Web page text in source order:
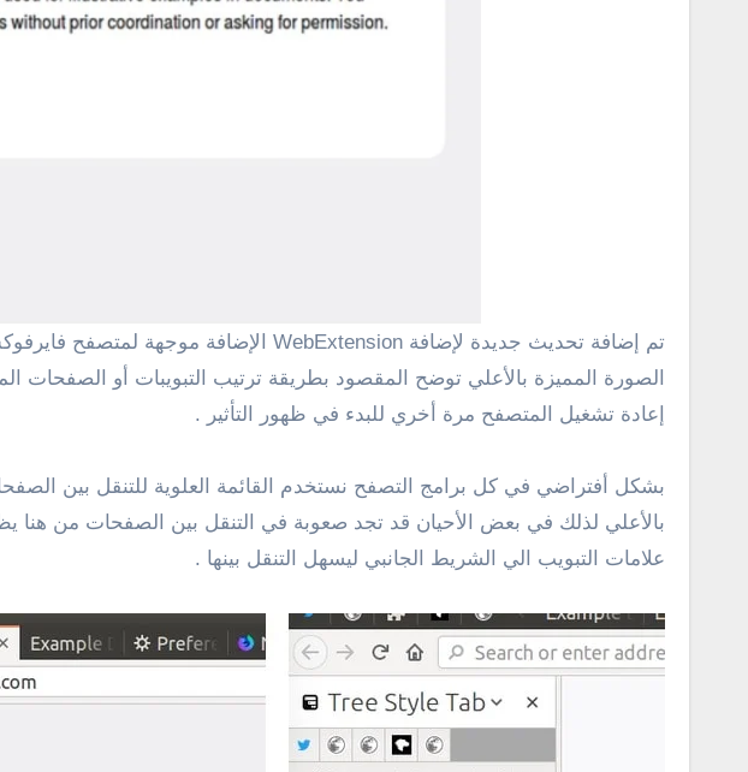
تم إضافة تحديث جديدة لإضافة WebExtension الإضافة موجهة لمتصفح فايرفوكس توفر ميزة جميلة جداً تتمثل في ترتيب الصفحات المفتوحة بشكل جانبي أي في متناول اليد
إعادة تشغيل المتصفح مرة أخري للبدء في ظهور التأثير .
بشكل أفتراضي في كل برامج التصفح نستخدم القائمة العلوية للتنقل بين
بالأعلي لذلك في بعض الأحيان قد تجد صعوبة في التنقل بين الصفحات من
علامات التبويب الي الشريط الجانبي ليسهل التنقل بينها .